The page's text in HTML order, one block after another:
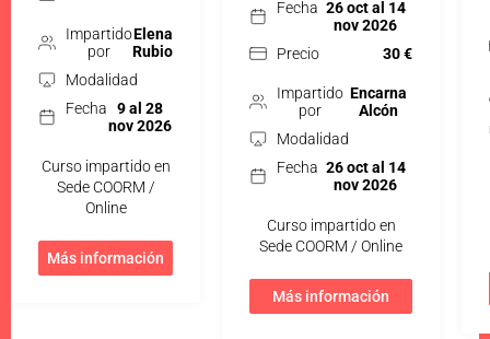
Impartido
por
Elena
Rubio
Modalidad
Fecha
9 al 28
nov 2026
Curso impartido en
Sede COORM /
Online
Más información
Fecha 26 oct al 14
nov 2026
Precio
30 €
Impartido
por
Encarna
Alcón
Modalidad
Fecha 26 oct al 14
nov 2026
Curso impartido en
Sede COORM / Online
Más información